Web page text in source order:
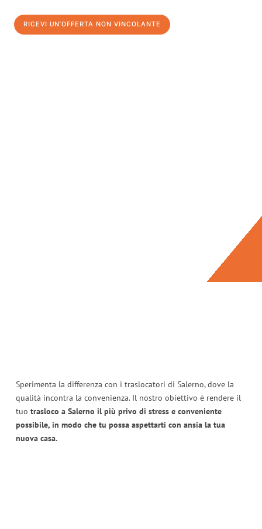
RICEVI UN'OFFERTA NON VINCOLANTE
Sperimenta la differenza con i traslocatori di Salerno, dove la
qualità incontra la convenienza. Il nostro obiettivo è rendere il
tuo trasloco a Salerno il più privo di stress e conveniente
possibile, in modo che tu possa aspettarti con ansia la tua
nuova casa.